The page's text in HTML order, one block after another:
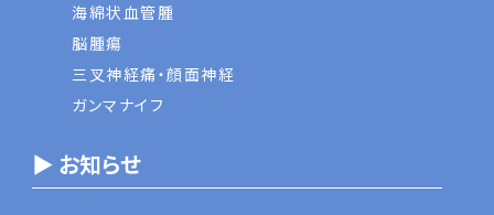
海綿状血管腫
脳腫瘍
三叉神経痛・顔面神経
ガンマナイフ
▶ お知らせ